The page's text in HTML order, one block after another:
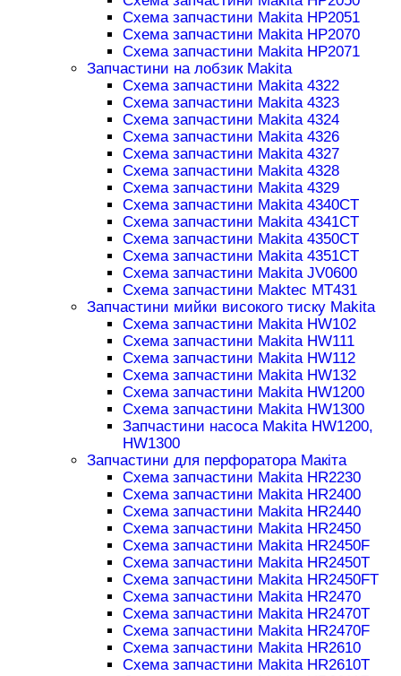
Схема запчастини Makita HP2051
Схема запчастини Makita HP2070
Схема запчастини Makita HP2071
Запчастини на лобзик Makita
Схема запчастини Makita 4322
Схема запчастини Makita 4323
Схема запчастини Makita 4324
Схема запчастини Makita 4326
Схема запчастини Makita 4327
Схема запчастини Makita 4328
Схема запчастини Makita 4329
Схема запчастини Makita 4340CT
Схема запчастини Makita 4341CT
Схема запчастини Makita 4350CT
Схема запчастини Makita 4351CT
Схема запчастини Makita JV0600
Схема запчастини Maktec MT431
Запчастини мийки високого тиску Makita
Схема запчастини Makita HW102
Схема запчастини Makita HW111
Схема запчастини Makita HW112
Схема запчастини Makita HW132
Схема запчастини Makita HW1200
Схема запчастини Makita HW1300
Запчастини насоса Makita HW1200,
HW1300
Запчастини для перфоратора Макіта
Схема запчастини Makita HR2230
Схема запчастини Makita HR2400
Схема запчастини Makita HR2440
Схема запчастини Makita HR2450
Схема запчастини Makita HR2450F
Схема запчастини Makita HR2450T
Схема запчастини Makita HR2450FT
Схема запчастини Makita HR2470
Схема запчастини Makita HR2470T
Схема запчастини Makita HR2470F
Схема запчастини Makita HR2610
Схема запчастини Makita HR2610T